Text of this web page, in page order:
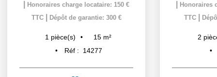
Honoraires charge locataire: 150 €
TTC
Dépôt de garantie: 300 €
1 pièce(s) 15 m²
Réf :
14277
Honoraires
TTC
2